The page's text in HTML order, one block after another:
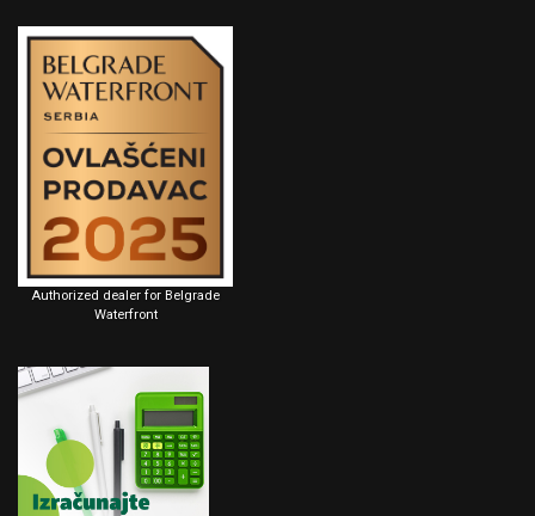
Authorized dealer for Belgrade
Waterfront